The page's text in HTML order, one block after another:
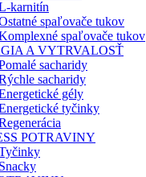
karnitín
spaľovače tukov
spaľovače tukov
A VYTRVALOSŤ
sacharidy
sacharidy
gély
tyčinky
POTRAVINY
Snacky